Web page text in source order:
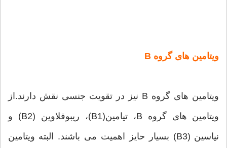
ویتامین های گروه B
ویتامین های گروه B نیز در تقویت جنسی نقش دارند.از
ویتامین های گروه B، تیامین(B1)، ریبوفلاوین (B2) و
نیاسین (B3) بسیار حایز اهمیت می باشند. البته ویتامین